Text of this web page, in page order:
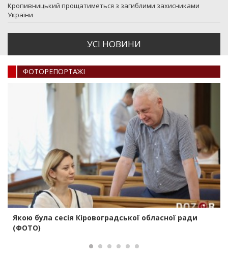
Кропивницький прощатиметься з загиблими захисниками
України
УСI НОВИНИ
ФОТОРЕПОРТАЖI
Якою була сесія Кіровоградської обласної ради
(ФОТО)